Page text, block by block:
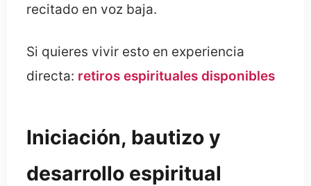
recitado en voz baja.
Si quieres vivir esto en experiencia
directa: retiros espirituales disponibles
Iniciación, bautizo y
desarrollo espiritual